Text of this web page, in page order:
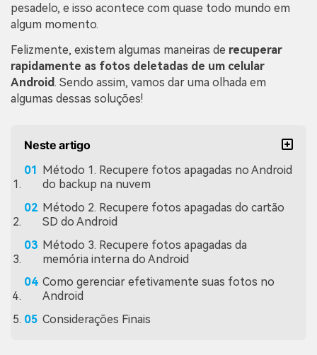
pesadelo, e isso acontece com quase todo mundo em
algum momento.
Felizmente, existem algumas maneiras de recuperar
rapidamente as fotos deletadas de um celular
Android. Sendo assim, vamos dar uma olhada em
algumas dessas soluções!
Neste artigo
Método 1. Recupere fotos apagadas no Android
do backup na nuvem
Método 2. Recupere fotos apagadas do cartão
SD do Android
Método 3. Recupere fotos apagadas da
memória interna do Android
Como gerenciar efetivamente suas fotos no
Android
Considerações Finais